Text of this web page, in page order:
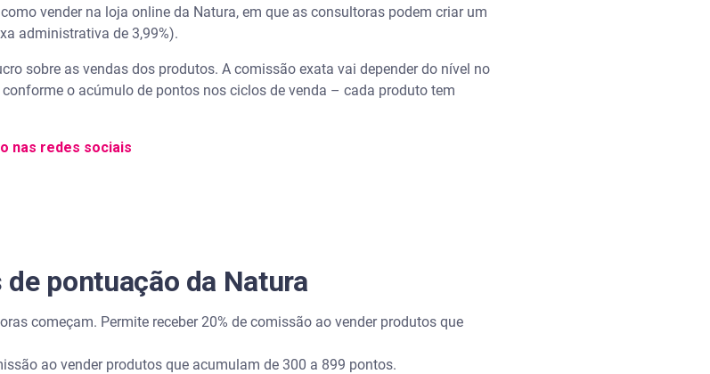
vender na loja online da Natura, em que as consultoras podem criar um
administrativa de 3,99%).
sobre as vendas dos produtos. A comissão exata vai depender do nível no
o acúmulo de pontos nos ciclos de venda – cada produto tem
nas redes sociais
pontuação da Natura
começam. Permite receber 20% de comissão ao vender produtos que
ao vender produtos que acumulam de 300 a 899 pontos.